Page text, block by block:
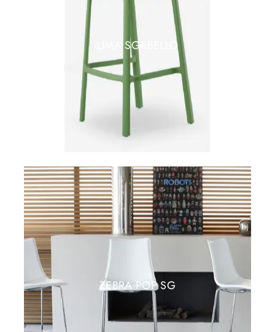
LIMA SGABELLO
ZEBRA POP SG